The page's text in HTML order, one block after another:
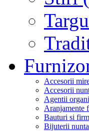
Accesorii
Accesorii
Agentii
Aranjamente
Bauturi si
Bijuterii